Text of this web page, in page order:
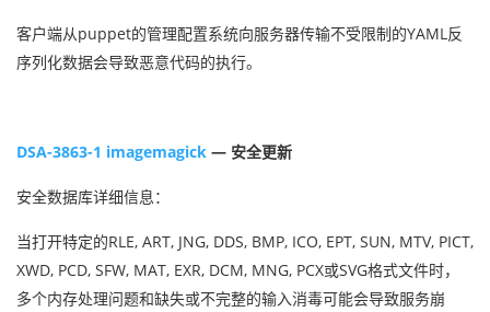
客户端从puppet的管理配置系统向服务器传输不受限制的YAML反
序列化数据会导致恶意代码的执行。
DSA-3863-1 imagemagick — 安全更新
安全数据库详细信息：
当打开特定的RLE, ART, JNG, DDS, BMP, ICO, EPT, SUN, MTV, PICT,
XWD, PCD, SFW, MAT, EXR, DCM, MNG, PCX或SVG格式文件时，
多个内存处理问题和缺失或不完整的输入消毒可能会导致服务崩